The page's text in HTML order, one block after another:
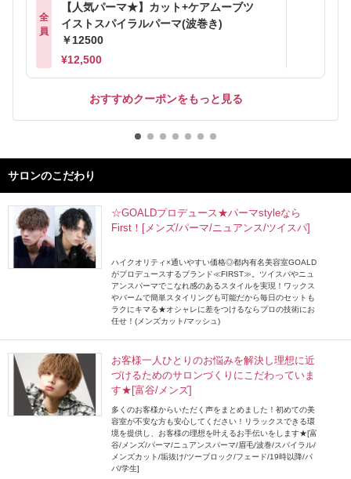
全
員
【人気パーマ★】カット+ケアムーブツ
イストスパイラルパーマ(波巻き)
￥12500
¥12,500
おすすめクーポンをもっと見る
サロンのこだわり
☆GOALDプロデュース★パーマstyleなら
First！[メンズ/パーマ/ニュアンス/ツイスパ]
ハイクオリティ×通いやすい価格◎都内有名美容室GOALD
がプロデュースするブランド≪FIRST≫。ツイスパやニュ
アンスパーマでこなれ感のあるスタイルを実現！ワックス
やバームで簡単スタイリングも可能だから毎日のセットも
ラクにキマる★オシャレに差をつけるならプロの技術にお
任せ！(メンズカット/マッシュ)
お客様一人ひとりのお悩みを解決し理想に近
づけるためのサロンづくりにこだわっていま
す★[富谷/メンズ]
多くのお客様からいただく声をまとめました！初めての美
容室が不安な方も安心してください！リラックスできる環
境を提供し、お客様の理想を叶えるお手伝いをします★[富
谷/メンズ/パーマ/ニュアンスパーマ/眉毛/波巻/スパイラル/
メンズカット/垢抜け/ツーブロック/フェード/19時以降/パ
パ/学生]